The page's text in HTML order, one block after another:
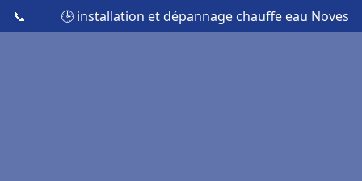
📞 🕒 installation et dépannage chauffe eau Noves